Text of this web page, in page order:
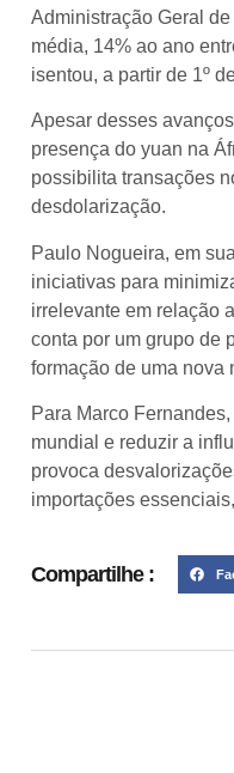
Administração Geral
média, 14% ao ano
isentou, a partir de 1º
Apesar desses
presença do yuan na
possibilita transações
desdolarização.
Paulo Nogueira, em
iniciativas para
irrelevante em relação
conta por um grupo de
formação de uma nova
Para Marco
mundial e reduzir a
provoca
importações
Compartilhe :